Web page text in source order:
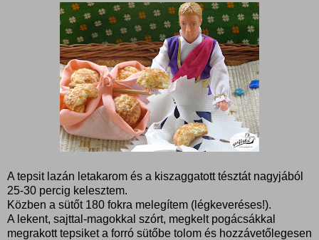
A tepsit lazán letakarom és a kiszaggatott tésztát nagyjából
25-30 percig kelesztem.
Közben a sütőt 180 fokra melegítem (légkeveréses!).
A lekent, sajttal-magokkal szórt, megkelt pogácsákkal
megrakott tepsiket a forró sütőbe tolom és hozzávetőlegesen